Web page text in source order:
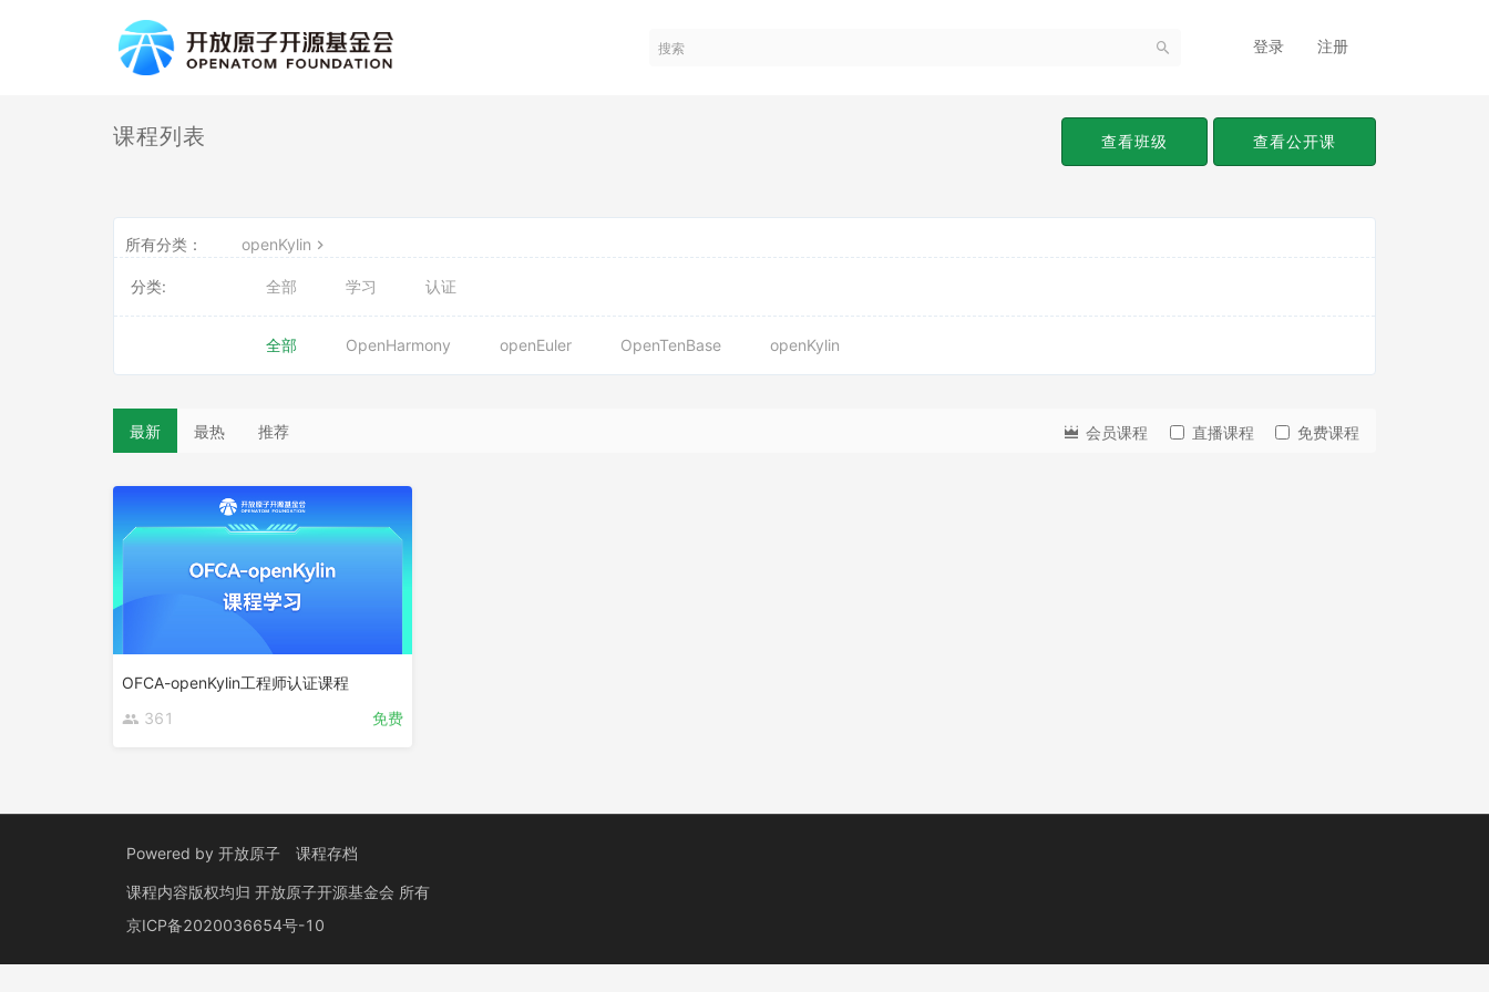
登录 注册
课程列表 查看班级 查看公开课
所有分类： openKylin
分类: 全部 学习 认证
全部 OpenHarmony openEuler OpenTenBase openKylin
最新 最热 推荐 会员课程 直播课程 免费课程
OFCA-openKylin工程师认证课程
361
免费
Powered by 开放原子 课程存档
课程内容版权均归 开放原子开源基金会 所有
京ICP备2020036654号-10